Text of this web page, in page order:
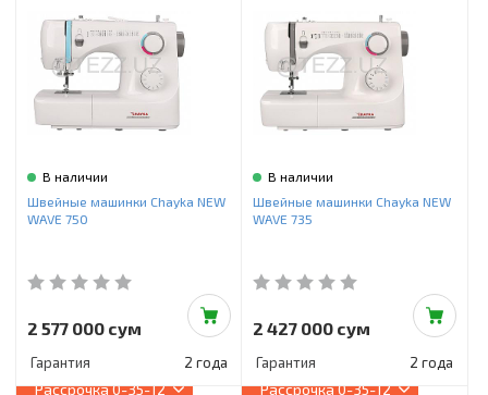
Сантехника
В наличии
Швейные машинки Chayka NEW
WAVE 750
2 577 000 сум
Гарантия 2 года
В наличии
Швейные машинки Chayka NEW
WAVE 735
2 427 000 сум
Гарантия 2 года
Рассрочка0-35-12 Рассрочка0-35-12